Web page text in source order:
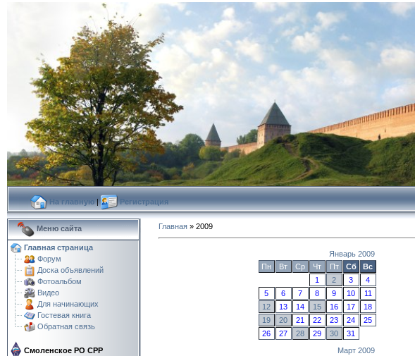
На главную| Регистрация
Меню сайта
Главная страница
Форум
Доска объявлений
Фотоальбом
Видео
Для начинающих
Гостевая книга
Обратная связь
Смоленское РО СРР
Главная » 2009
Январь 2009
Пн
Вт Ср Чт Пт Сб
Вс
1
2 3
4
5
6 7 8 9 10
11
12
13 14 15 16 17
18
19
20 21 22 23 24
25
26
27 28 29 30 31
Март 2009